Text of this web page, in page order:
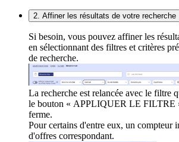
2. Affiner les résultats de votre recherche
Si besoin, vous pouvez affiner les
en sélectionnant des filtres et critères
de recherche.
La recherche est relancée avec le filtre
le bouton « APPLIQUER LE FILTRE
ferme.
Pour certains d'entre eux, un compteur
d'offres correspondant.